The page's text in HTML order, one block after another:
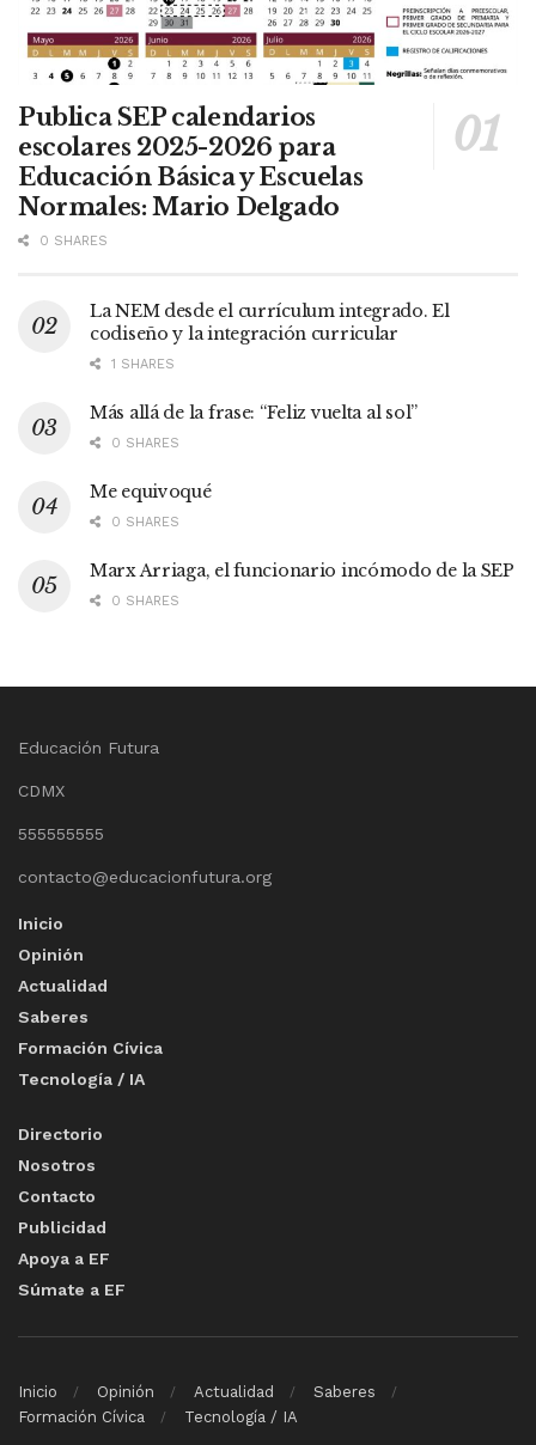
Publica SEP calendarios
escolares 2025-2026 para
Educación Básica y Escuelas
Normales: Mario Delgado
0 SHARES
La NEM desde el currículum integrado. El
codiseño y la integración curricular
1 SHARES
Más allá de la frase: “Feliz vuelta al sol”
0 SHARES
Me equivoqué
0 SHARES
Marx Arriaga, el funcionario incómodo de la SEP
0 SHARES
Educación Futura
CDMX
555555555
contacto@educacionfutura.org
Inicio
Opinión
Actualidad
Saberes
Formación Cívica
Tecnología / IA
Directorio
Nosotros
Contacto
Publicidad
Apoya a EF
Súmate a EF
Inicio Opinión Actualidad
Saberes
Formación Cívica
Tecnología / IA